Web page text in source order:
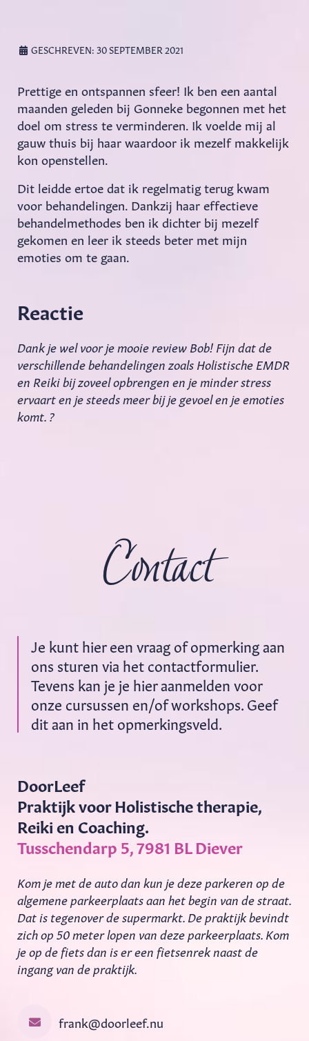
GESCHREVEN: 30 SEPTEMBER 2021
Prettige en ontspannen sfeer! Ik ben een aantal
maanden geleden bij Gonneke begonnen met het
doel om stress te verminderen. Ik voelde mij al
gauw thuis bij haar waardoor ik mezelf makkelijk
kon openstellen.
Dit leidde ertoe dat ik regelmatig terug kwam
voor behandelingen. Dankzij haar effectieve
behandelmethodes ben ik dichter bij mezelf
gekomen en leer ik steeds beter met mijn
emoties om te gaan.
Reactie
Dank je wel voor je mooie review Bob! Fijn dat de
verschillende behandelingen zoals Holistische EMDR
en Reiki bij zoveel opbrengen en je minder stress
ervaart en je steeds meer bij je gevoel en je emoties
komt. ?
Contact
Je kunt hier een vraag of opmerking aan
ons sturen via het contactformulier.
Tevens kan je je hier aanmelden voor
onze cursussen en/of workshops. Geef
dit aan in het opmerkingsveld.
DoorLeef
Praktijk voor Holistische therapie,
Reiki en Coaching.
Tusschendarp 5, 7981 BL Diever
Kom je met de auto dan kun je deze parkeren op de
algemene parkeerplaats aan het begin van de straat.
Dat is tegenover de supermarkt. De praktijk bevindt
zich op 50 meter lopen van deze parkeerplaats. Kom
je op de fiets dan is er een fietsenrek naast de
ingang van de praktijk.
frank@doorleef.nu